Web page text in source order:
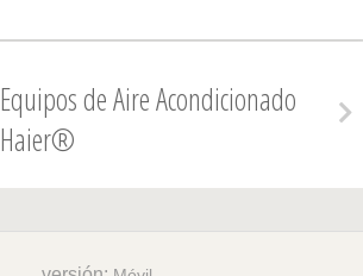
Equipos de Aire Acondicionado
Haier®